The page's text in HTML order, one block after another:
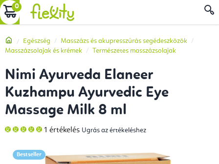
Ugrás
a
tartalomhoz
KOSÁR
Kezdőlap
Egészség
Masszázs és akupresszúrás segédeszközök
Masszázsolajak és krémek
Természetes masszázsolajak
Nimi Ayurveda Elaneer
Kuzhampu Ayurvedic Eye
Massage Milk 8 ml
A
termék
5-
ből
5,0
1 értékelés Ugrás az értékeléshez
Bestseller